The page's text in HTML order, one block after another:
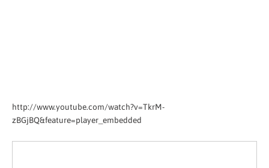
http://www.youtube.com/watch?v=TkrM-
zBGjBQ&feature=player_embedded